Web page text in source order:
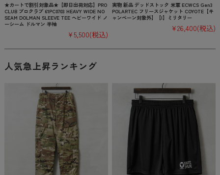
★カートで割引対象品★【即日出荷対応】PRO
CLUB プロクラブ 61PC0703 HEAVY WIDE NO
SEAM DOLMAN SLEEVE TEE ヘビーワイド ノ
ーシーム ドルマン 半袖
¥5,500(税込)
実物 新品 デッドストック 米軍 ECWCS Gen3
POLARTEC フリースジャケット COYOTE【キ
ャンペーン対象外】【I】ミリタリー
¥26,400(税込)
人気急上昇ランキング